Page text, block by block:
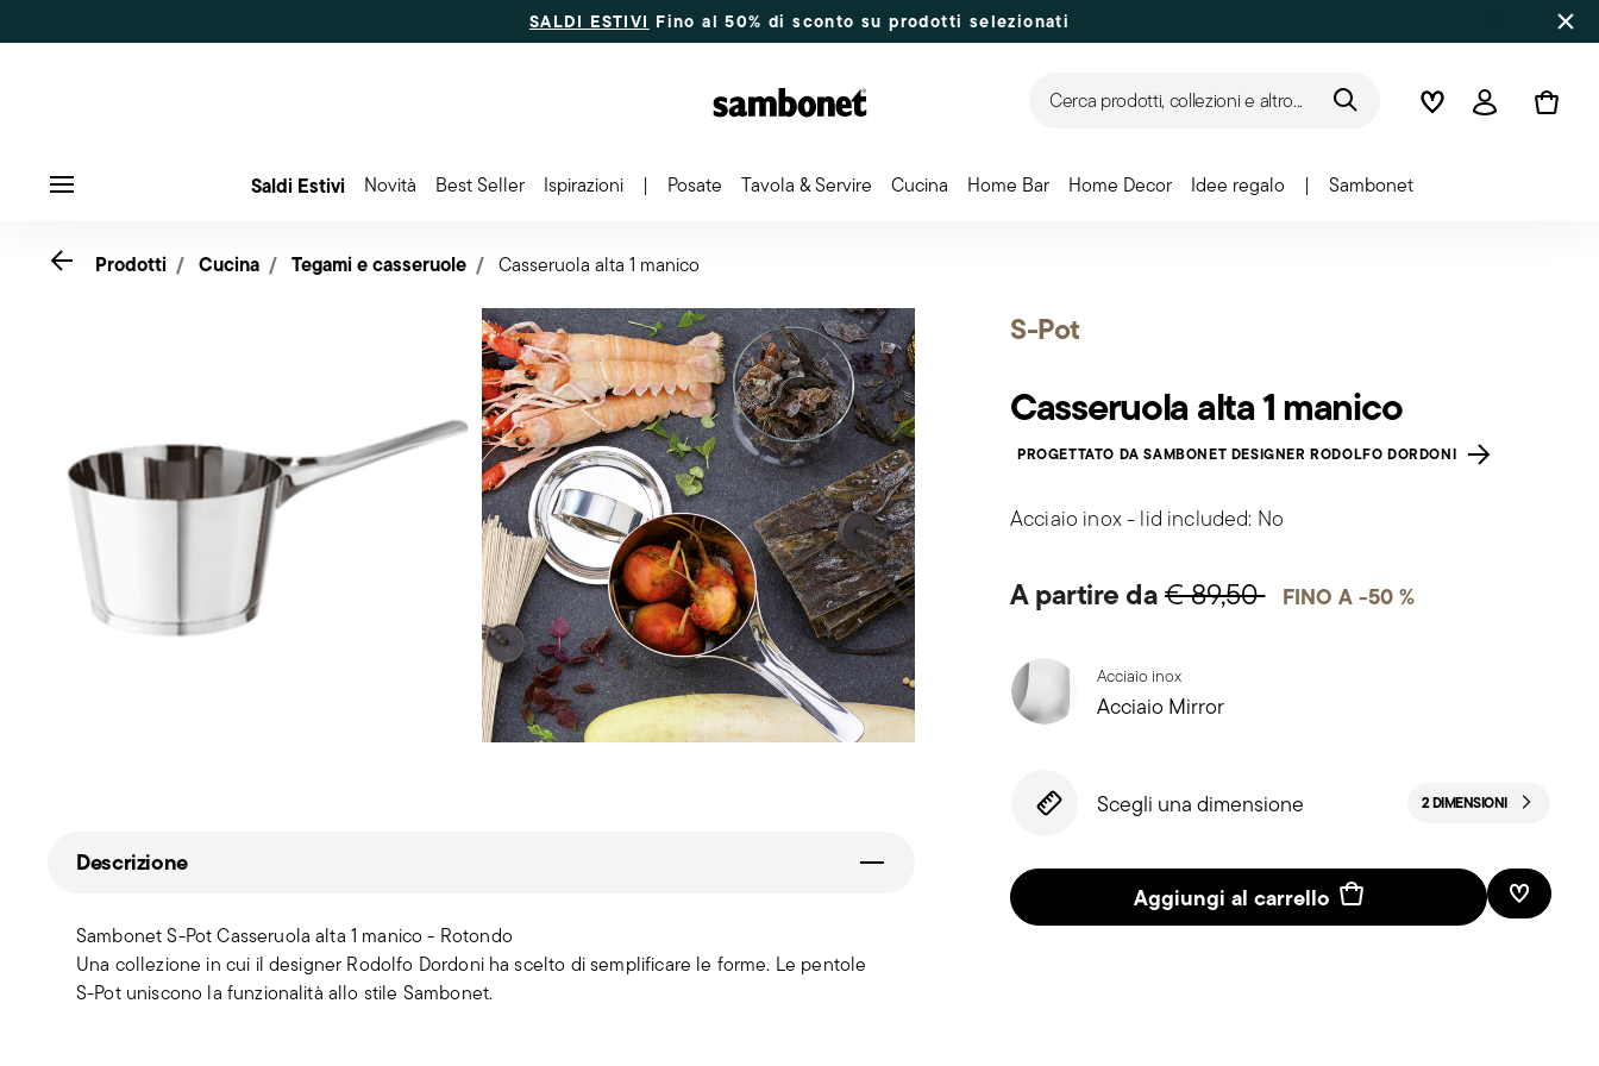
SALDI ESTIVI Fino al 50% di sconto su prodotti selezionati
Cerca prodotti, collezioni e altro... WishlistAccedi
Saldi Estivi Novità Best Seller Ispirazioni | Posate Tavola & Servire Cucina Home Bar Home Decor Idee regalo | Sambonet
S-Pot
Casseruola alta 1 manico
PROGETTATO DA SAMBONET DESIGNER RODOLFO DORDONI
Acciaio inox - lid included: No
A partire da€ 89,50 FINO A -50 %
Acciaio inox
Acciaio Mirror
Scegli una dimensione 2 DIMENSIONI
Aggiungi al carrello Lista
Go back
Prodotti Cucina Tegami e casseruole Casseruola alta 1 manico
Descrizione
Sambonet S-Pot Casseruola alta 1 manico - Rotondo
Una collezione in cui il designer Rodolfo Dordoni ha scelto di semplificare le forme. Le pentole
S-Pot uniscono la funzionalità allo stile Sambonet.